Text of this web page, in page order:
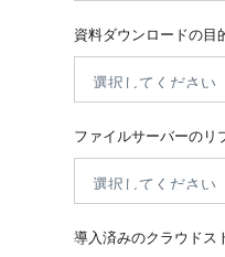
資料ダウンロードの目
ファイルサーバーのリ
導入済みのクラウドス